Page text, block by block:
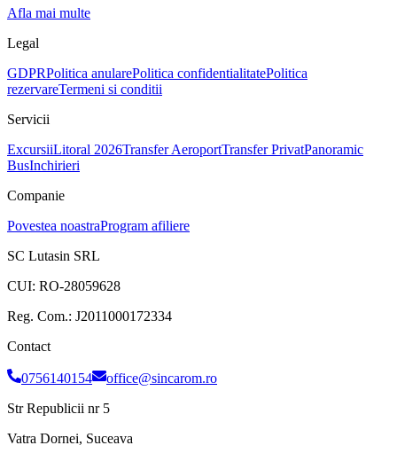
Afla mai multe
Legal
GDPRPolitica anularePolitica confidentialitatePolitica
rezervareTermeni si conditii
Servicii
ExcursiiLitoral 2026Transfer AeroportTransfer PrivatPanoramic
BusInchirieri
Companie
Povestea noastraProgram afiliere
SC Lutasin SRL
CUI: RO-28059628
Reg. Com.: J2011000172334
Contact
0756140154
office@sincarom.ro
Str Republicii nr 5
Vatra Dornei, Suceava